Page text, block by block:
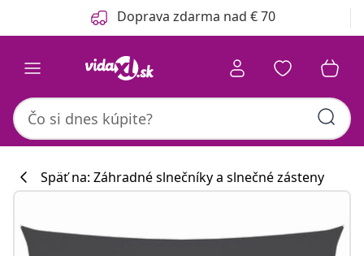
Predchádzajúce Doprava zdarma nad € 70
Späť na: Záhradné slnečníky a slnečné zásteny